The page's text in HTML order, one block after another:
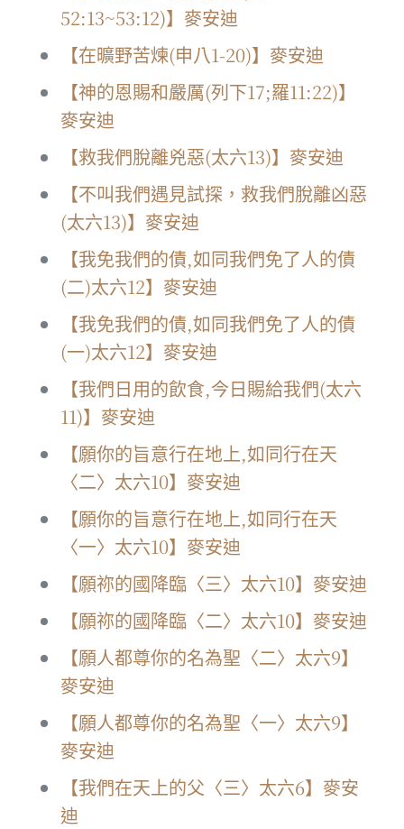
52:13~53:12)】麥安迪
【在曠野苦煉(申八1-20)】麥安迪
【神的恩賜和嚴厲(列下17;羅11:22)】
麥安迪
【救我們脫離兇惡(太六13)】麥安迪
【不叫我們遇見試探，救我們脫離凶惡
(太六13)】麥安迪
【我免我們的債,如同我們免了人的債
(二)太六12】麥安迪
【我免我們的債,如同我們免了人的債
(一)太六12】麥安迪
【我們日用的飲食,今日賜給我們(太六
11)】麥安迪
【願你的旨意行在地上,如同行在天
〈二〉太六10】麥安迪
【願你的旨意行在地上,如同行在天
〈一〉太六10】麥安迪
【願祢的國降臨〈三〉太六10】麥安迪
【願祢的國降臨〈二〉太六10】麥安迪
【願人都尊你的名為聖〈二〉太六9】
麥安迪
【願人都尊你的名為聖〈一〉太六9】
麥安迪
【我們在天上的父〈三〉太六6】麥安
迪